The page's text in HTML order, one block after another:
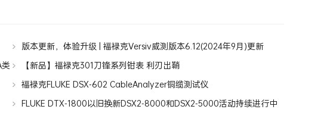
版本更新，体验升级 | 福禄克Versiv威测版本6.12(2024年9月)更新
【新品】福禄克301刀锋系列钳表 利刃出鞘
福禄克FLUKE DSX-602 CableAnalyzer铜缆测试仪
FLUKE DTX-1800以旧换新DSX2-8000和DSX2-5000活动持续进行中